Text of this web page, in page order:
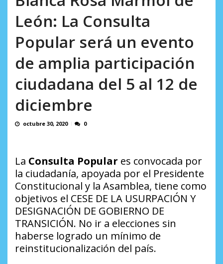
León: La Consulta
Popular será un evento
de amplia participación
ciudadana del 5 al 12 de
diciembre
octubre 30, 2020 0
La Consulta Popular es convocada por
la ciudadanía, apoyada por el Presidente
Constitucional y la Asamblea, tiene como
objetivos el CESE DE LA USURPACIÓN Y
DESIGNACIÓN DE GOBIERNO DE
TRANSICIÓN. No ir a elecciones sin
haberse logrado un mínimo de
reinstitucionalización del país.